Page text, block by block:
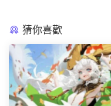
猜你喜歡